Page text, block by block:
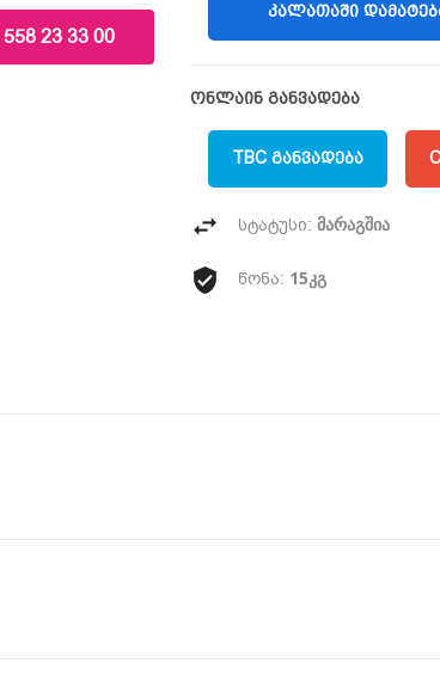
558 23 33 00
ᲙᲐᲚᲐᲗᲐᲨᲘ
ონლაინ განვადება
TBC ᲒᲐᲜᲕᲐᲓᲔᲑᲐ
სტატუსი: მარაგშია
წონა: 15კგ